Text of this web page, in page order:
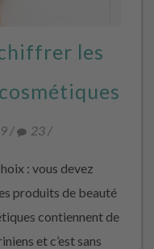
les
/ 23 /
: vous devez
produits de beauté
contiennent de
et c’est sans